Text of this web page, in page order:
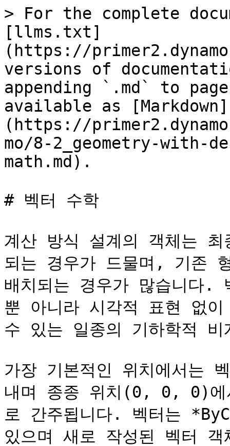
> For the complete
[llms.txt]
(https://
versions of
appending `.md` to
available as [Markdown]
(https://
mo/8-2_geometry-
math.md).
# 벡터 수학
계산 방식 설계의 객체는
되는 경우가 드물며, 기존
배치되는 경우가 많습니다.
뿐 아니라 시각적 표현 없
수 있는 일종의 기하학적
가장 기본적인 위치에서는
내며 종종 위치(0, 0, 0)에
로 간주됩니다. 벡터는
있으며 새로 작성된 벡터